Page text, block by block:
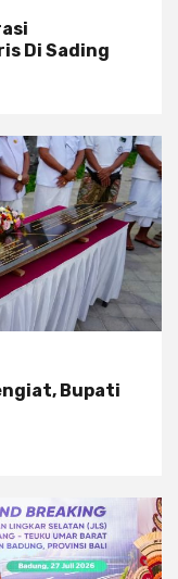
Di Sading
Bupati